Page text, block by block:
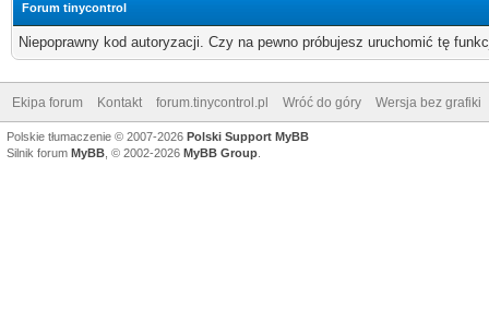
Forum tinycontrol
Niepoprawny kod autoryzacji. Czy na pewno próbujesz uruchomić tę
Ekipa forum Kontakt forum.tinycontrol.pl Wróć do góry Wersja bez grafiki
Polskie tłumaczenie © 2007-2026 Polski Support MyBB
Silnik forum MyBB , © 2002-2026 MyBB Group